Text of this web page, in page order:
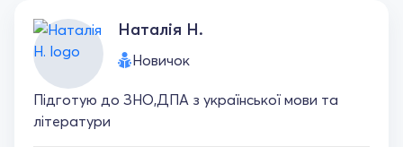
Наталія Н.
Новичок
Підготую до ЗНО,ДПА з української мови та
літератури